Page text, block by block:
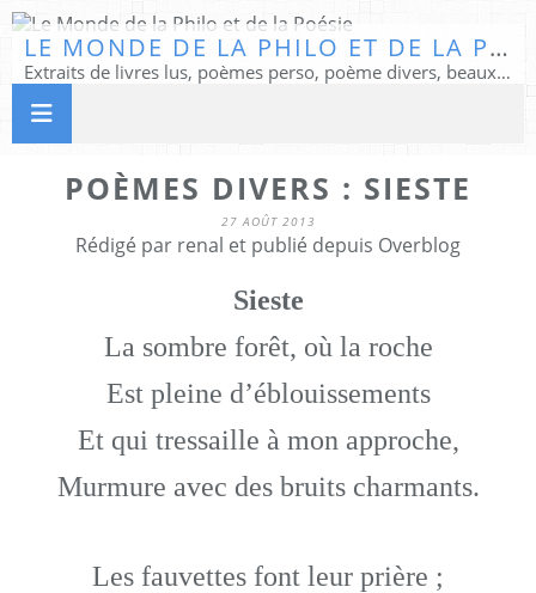
LE MONDE DE LA PHILO ET DE LA POÉSIE
Extraits de livres lus, poèmes perso, poème divers, beaux textes...
POÈMES DIVERS : SIESTE
27 AOÛT 2013
Rédigé par renal et publié depuis Overblog
Sieste
La sombre forêt, où la roche
Est pleine d’éblouissements
Et qui tressaille à mon approche,
Murmure avec des bruits charmants.
Les fauvettes font leur prière ;